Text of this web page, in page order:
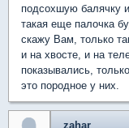
подсохшую балячку
такая еще палочка
скажу Вам, только
и на хвосте, и на
показывались,
это породное у них.
zahar